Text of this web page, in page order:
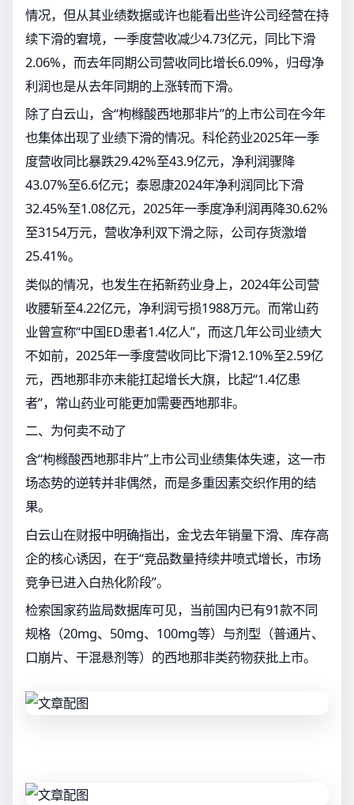
情况，但从其业绩数据或许也能看出些许公司经营在持
续下滑的窘境，一季度营收减少4.73亿元，同比下滑
2.06%，而去年同期公司营收同比增长6.09%，归母净
利润也是从去年同期的上涨转而下滑。
除了白云山，含“枸橼酸西地那非片”的上市公司在今年
也集体出现了业绩下滑的情况。科伦药业2025年一季
度营收同比暴跌29.42%至43.9亿元，净利润骤降
43.07%至6.6亿元；泰恩康2024年净利润同比下滑
32.45%至1.08亿元，2025年一季度净利润再降30.62%
至3154万元，营收净利双下滑之际，公司存货激增
25.41%。
类似的情况，也发生在拓新药业身上，2024年公司营
收腰斩至4.22亿元，净利润亏损1988万元。而常山药
业曾宣称“中国ED患者1.4亿人”，而这几年公司业绩大
不如前，2025年一季度营收同比下滑12.10%至2.59亿
元，西地那非亦未能扛起增长大旗，比起“1.4亿患
者”，常山药业可能更加需要西地那非。
二、为何卖不动了
含“枸橼酸西地那非片”上市公司业绩集体失速，这一市
场态势的逆转并非偶然，而是多重因素交织作用的结
果。
白云山在财报中明确指出，金戈去年销量下滑、库存高
企的核心诱因，在于“竞品数量持续井喷式增长，市场
竞争已进入白热化阶段”。
检索国家药监局数据库可见，当前国内已有91款不同
规格（20mg、50mg、100mg等）与剂型（普通片、
口崩片、干混悬剂等）的西地那非类药物获批上市。